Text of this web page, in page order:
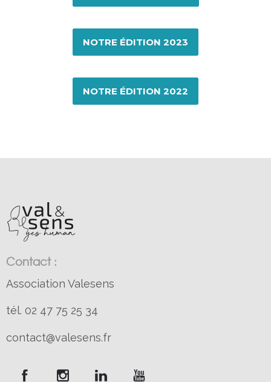
NOTRE ÉDITION 2023
NOTRE ÉDITION 2022
Contact :
Association Valesens
tél. 02 47 75 25 34
contact@valesens.fr